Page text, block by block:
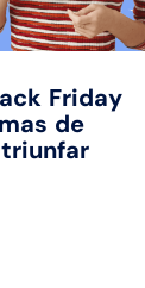
Friday
de